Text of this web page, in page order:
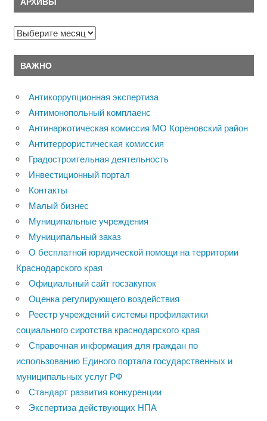
Архивы
ВАЖНО
Антикоррупционная экспертиза
Антимонопольный комплаенс
Антинаркотическая комиссия МО Кореновский район
Антитеррористическая комиссия
Градостроительная деятельность
Инвестиционный портал
Контакты
Малый бизнес
Муниципальные учреждения
Муниципальный заказ
О бесплатной юридической помощи на территории
Краснодарского края
Официальный сайт госзакупок
Оценка регулирующего воздействия
Реестр учреждений системы профилактики
социального сиротства краснодарского края
Справочная информация для граждан по
использованию Единого портала государственных и
муниципальных услуг РФ
Стандарт развития конкуренции
Экспертиза действующих НПА